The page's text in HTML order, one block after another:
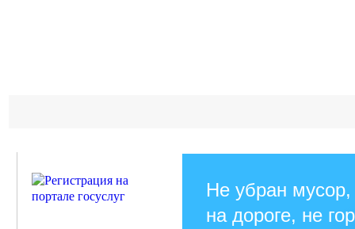
Не убран
на дороге, не